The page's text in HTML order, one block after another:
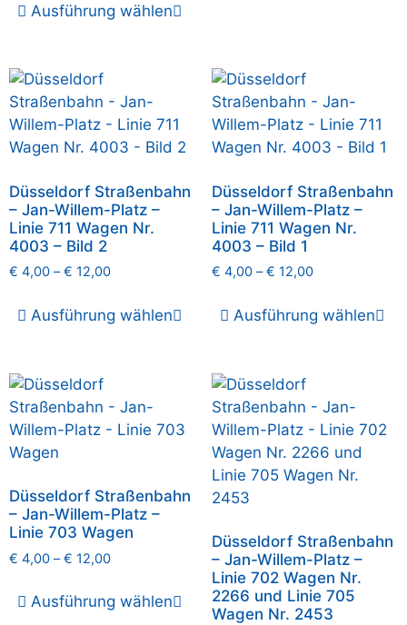
Ausführung wählen
Düsseldorf Straßenbahn
– Jan-Willem-Platz –
Linie 711 Wagen Nr.
4003 – Bild 2
€ 4,00 –€ 12,00
Ausführung wählen
Düsseldorf Straßenbahn
– Jan-Willem-Platz –
Linie 711 Wagen Nr.
4003 – Bild 1
€ 4,00–€ 12,00
Ausführung wählen
Düsseldorf Straßenbahn
– Jan-Willem-Platz –
Linie 703 Wagen
€ 4,00 –€ 12,00
Ausführung wählen
Düsseldorf Straßenbahn
– Jan-Willem-Platz –
Linie 702 Wagen Nr.
2266 und Linie 705
Wagen Nr. 2453